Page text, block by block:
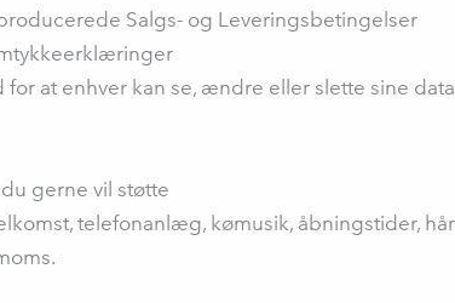
Salgs- og Leveringsbetingelser
at enhver kan se, ændre eller slette sine
gerne vil støtte
telefonanlæg, kømusik, åbningstider,